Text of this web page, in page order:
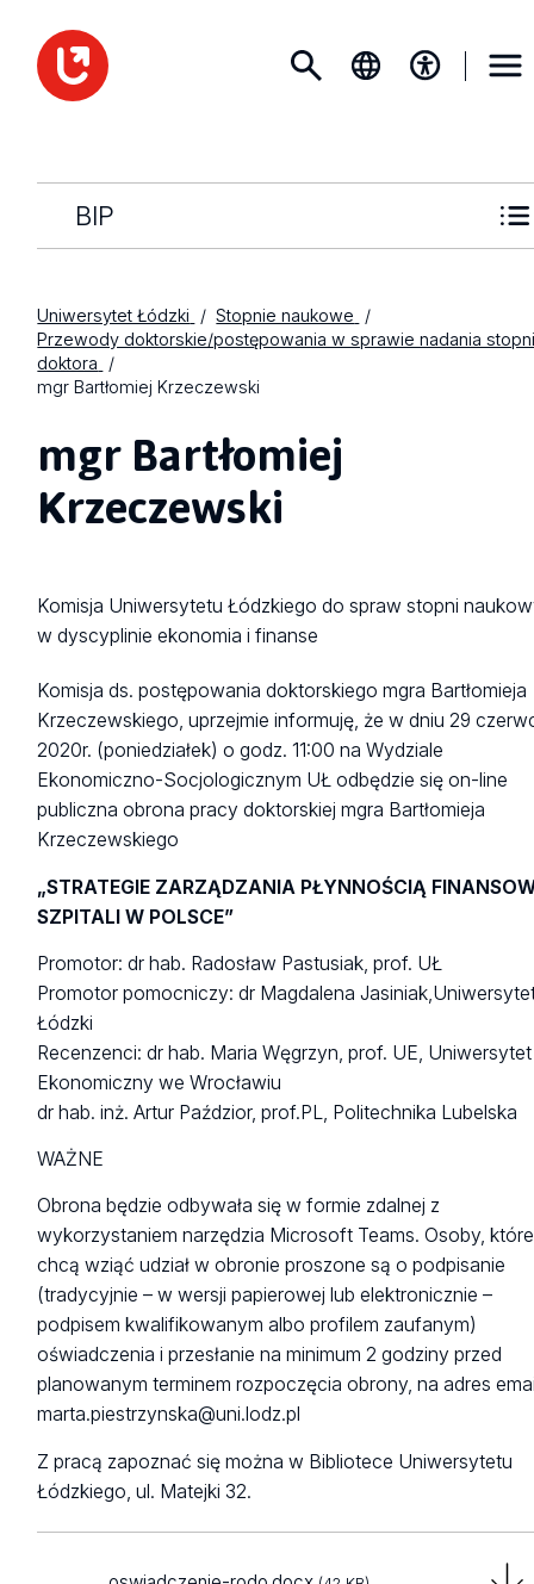
BIP
Uniwersytet Łódzki
Stopnie naukowe
Przewody doktorskie/postępowania w sprawie nadania
doktora
mgr Bartłomiej Krzeczewski
mgr Bartłomiej
Krzeczewski
Komisja Uniwersytetu Łódzkiego do spraw stopni
w dyscyplinie ekonomia i finanse
Komisja ds. postępowania doktorskiego mgra Bartłomieja
Krzeczewskiego, uprzejmie informuję, że w dniu 29
2020r. (poniedziałek) o godz. 11:00 na Wydziale
Ekonomiczno-Socjologicznym UŁ odbędzie się on-line
publiczna obrona pracy doktorskiej mgra Bartłomieja
Krzeczewskiego
„STRATEGIE ZARZĄDZANIA PŁYNNOŚCIĄ
SZPITALI W POLSCE”
Promotor: dr hab. Radosław Pastusiak, prof. UŁ
Promotor pomocniczy: dr Magdalena
Łódzki
Recenzenci: dr hab. Maria Węgrzyn, prof. UE, Uniwersytet
Ekonomiczny we Wrocławiu
dr hab. inż. Artur Paździor, prof.PL, Politechnika Lubelska
WAŻNE
Obrona będzie odbywała się w formie zdalnej z
wykorzystaniem narzędzia Microsoft Teams. Osoby, które
chcą wziąć udział w obronie proszone są o podpisanie
(tradycyjnie – w wersji papierowej lub elektronicznie –
podpisem kwalifikowanym albo profilem zaufanym)
oświadczenia i przesłanie na minimum 2 godziny przed
planowanym terminem rozpoczęcia obrony, na adres
marta.piestrzynska@uni.lodz.pl
Z pracą zapoznać się można w Bibliotece Uniwersytetu
Łódzkiego, ul. Matejki 32.